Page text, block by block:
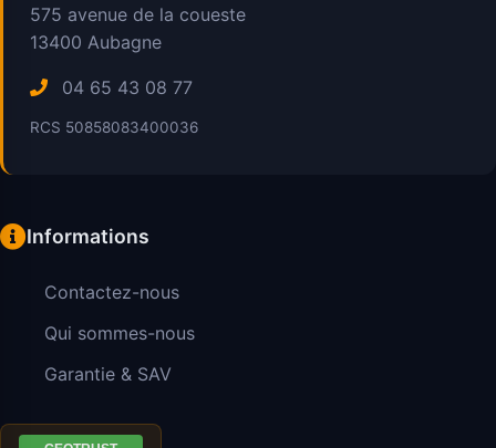
575 avenue de la coueste
13400 Aubagne
04 65 43 08 77
RCS 50858083400036
Informations
Contactez-nous
Qui sommes-nous
Garantie & SAV